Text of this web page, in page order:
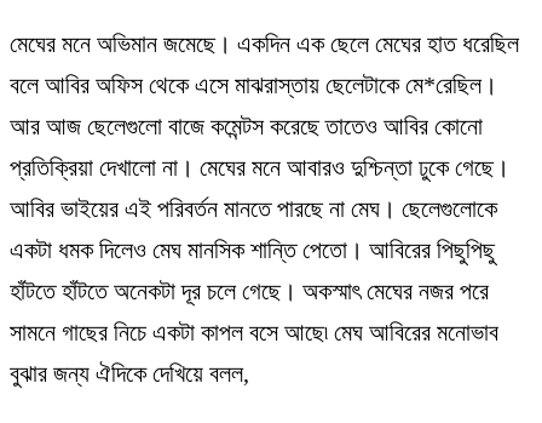
মেঘের মনে অভিমান জমেছে। একদিন এক ছেলে মেঘের হাত ধরেছিল
বলে আবির অফিস থেকে এসে মাঝরাস্তায় ছেলেটাকে মে*রেছিল।
আর আজ ছেলেগুলো বাজে কমেন্টস করেছে তাতেও আবির কোনো
প্রতিক্রিয়া দেখালো না। মেঘের মনে আবারও দুশ্চিন্তা ঢুকে গেছে।
আবির ভাইয়ের এই পরিবর্তন মানতে পারছে না মেঘ। ছেলেগুলোকে
একটা ধমক দিলেও মেঘ মানসিক শান্তি পেতো। আবিরের পিছুপিছু
হাঁটতে হাঁটতে অনেকটা দূর চলে গেছে। অকস্মাৎ মেঘের নজর পরে
সামনে গাছের নিচে একটা কাপল বসে আছে৷ মেঘ আবিরের মনোভাব
বুঝার জন্য ঐদিকে দেখিয়ে বলল,